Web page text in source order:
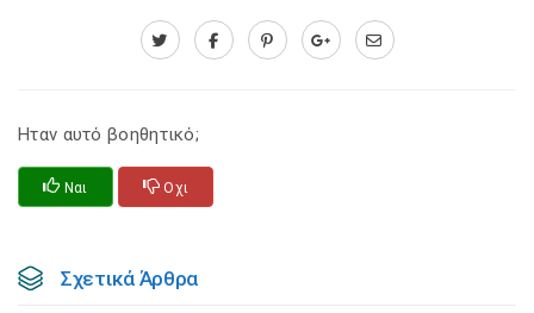
Ηταν αυτό βοηθητικό;
Ναι Οχι
Σχετικά Άρθρα